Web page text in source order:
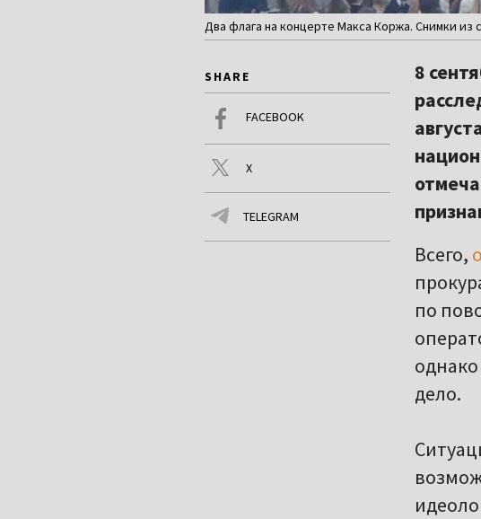
Два флага на концерте Макса Коржа. Снимки из
SHARE
FACEBOOK
X
TELEGRAM
8
Всего,
по
дело.